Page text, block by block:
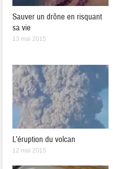
Sauver un drône en risquant
sa vie
13 mai 2015
L’éruption du volcan
12 mai 2015